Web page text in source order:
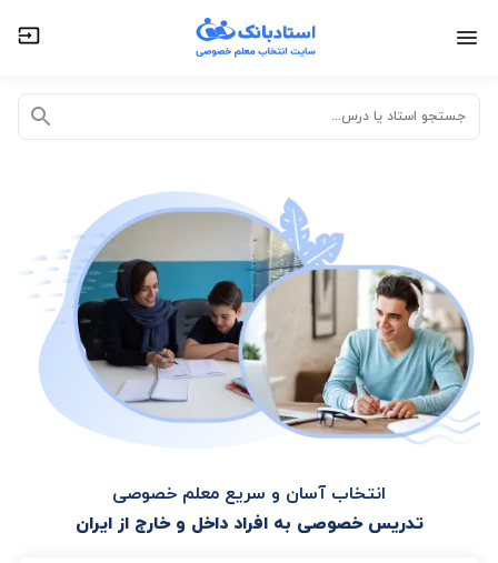
جستجو استاد یا درس...
انتخاب آسان و سریع معلم خصوصی
تدریس خصوصی به افراد داخل و خارج از ایران
تدریس خصوصی آنلاین